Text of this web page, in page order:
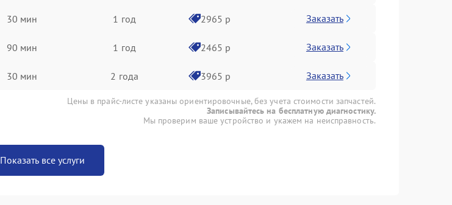
30 мин 1 год 2965 р Заказать
90 мин 1 год 2465 р Заказать
30 мин 2 года 3965 р Заказать
Цены в прайс-листе указаны ориентировочные, без учета стоимости запчастей.
Записывайтесь на бесплатную диагностику.
Мы проверим ваше устройство и укажем на неисправность.
Показать все услуги